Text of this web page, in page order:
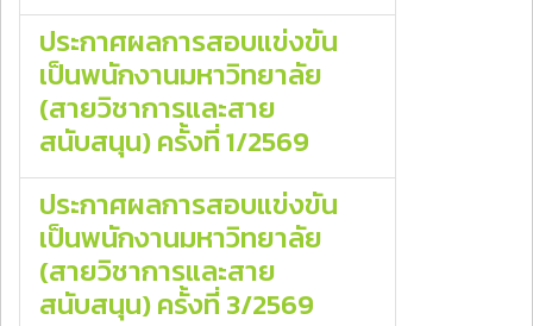
ประกาศผลการสอบแข่งขัน
เป็นพนักงานมหาวิทยาลัย
(สายวิชาการและสาย
สนับสนุน) ครั้งที่ 1/2569
ประกาศผลการสอบแข่งขัน
เป็นพนักงานมหาวิทยาลัย
(สายวิชาการและสาย
สนับสนุน) ครั้งที่ 3/2569